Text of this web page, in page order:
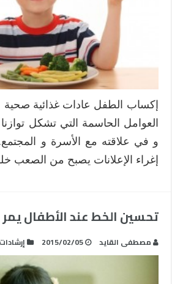
إكساب الطفل عادات غذائية
العوامل الحاسمة التي تشكل
و في علاقته مع الأسرة و المجتمع.
إغراء الإعلانات يصبح من الصعب
تحسين الخط عند الأطفال
مصطفى القايد 2015/02/05